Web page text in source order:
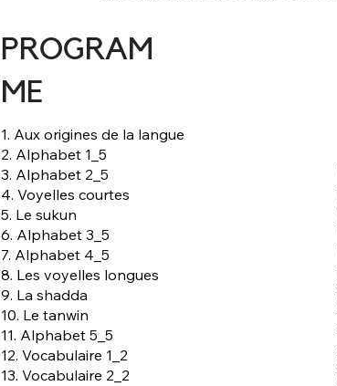
1. Aux origines de la langue
2. Alphabet 1_5
3. Alphabet 2_5
4. Voyelles courtes
5. Le sukun
6. Alphabet 3_5
7. Alphabet 4_5
8. Les voyelles longues
9. La shadda
10. Le tanwin
11. Alphabet 5_5
12. Vocabulaire 1_2
13. Vocabulaire 2_2
PROGRAM
ME